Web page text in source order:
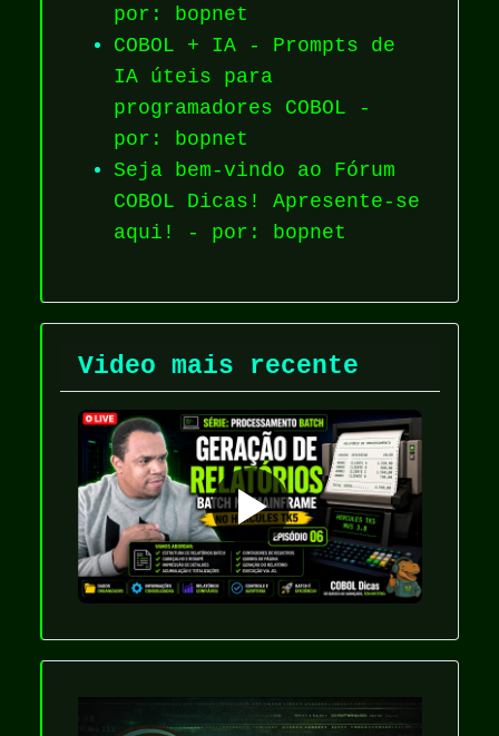
por: bopnet
COBOL + IA - Prompts de
IA úteis para
programadores COBOL -
por: bopnet
Seja bem-vindo ao Fórum
COBOL Dicas! Apresente-se
aqui! - por: bopnet
Video mais recente